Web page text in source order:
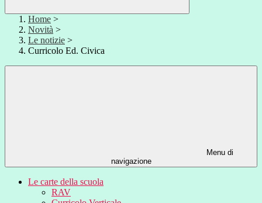
Home >
Novità >
Le notizie >
Curricolo Ed. Civica
Menu di
navigazione
Le carte della scuola
RAV